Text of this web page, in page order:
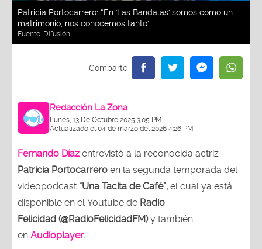
Patricia Portocarrero: “En 'Las Bandalas' somos como un
matrimonio, nos conocemos tanto"
Fuente: Difusión
Redacción La Zona
Lunes, 13 De Octubre 2025 3:05 PM
Actualizado el 04 de marzo del 2026 4:26 PM
Fernando Díaz entrevistó a la reconocida actriz
Patricia Portocarrero en la segunda temporada del
videopodcast “Una Tacita de Café”, el cual ya está
disponible en el Youtube de Radio
Felicidad (@RadioFelicidadFM)y también
en Audioplayer.